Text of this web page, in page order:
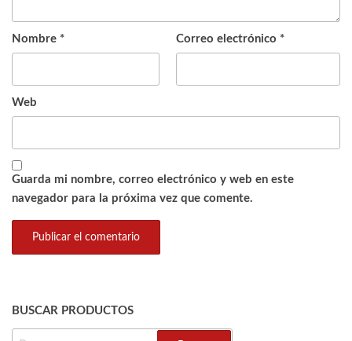
Nombre * Correo electrónico *
Web
Guarda mi nombre, correo electrónico y web en este
navegador para la próxima vez que comente.
BUSCAR PRODUCTOS
BUSCAR: